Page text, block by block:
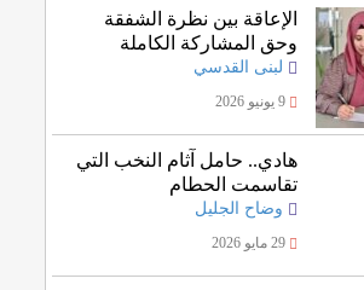
الإعاقة بين نظرة الشفقة
وحق المشاركة الكاملة
لبنى القدسي
9 يونيو 2026
هادي.. حامل آثام النخب التي
تقاسمت الحطام
وضاح الجليل
29 مايو 2026